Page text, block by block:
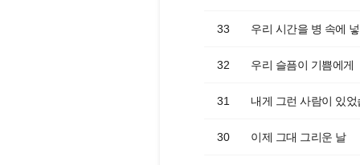
33 우리 시간을 병 속에
32 우리 슬픔이 기쁨에게
31 내게 그런 사람이 있었
30 이제 그대 그리운 날